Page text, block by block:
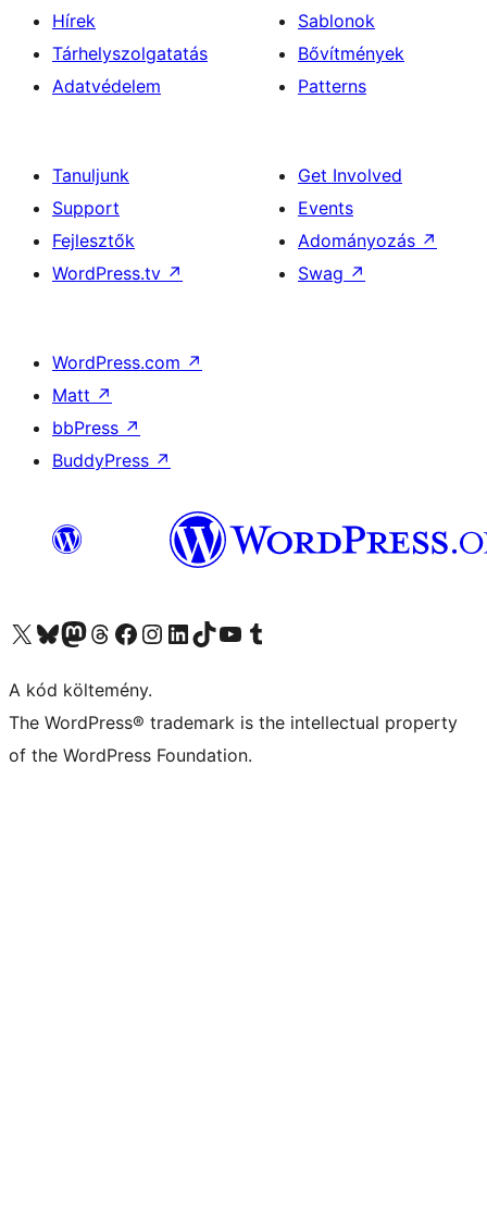
Hírek
Tárhelyszolgatatás
Adatvédelem
Sablonok
Bővítmények
Patterns
Tanuljunk
Support
Fejlesztők
WordPress.tv ↗
Get Involved
Events
Adományozás ↗
Swag ↗
WordPress.com ↗
Matt ↗
bbPress ↗
BuddyPress ↗
Visit our X (formerly Twitter) account
Visit our Bluesky account
Twitter csatornánk
Visit our Threads account
Facebook oldalunk megtekintése
Visit our Instagram account
Visit our LinkedIn account
Visit our TikTok account
Visit our YouTube channel
Visit our Tumblr account
A kód költemény.
The WordPress® trademark is the intellectual property
of the WordPress Foundation.